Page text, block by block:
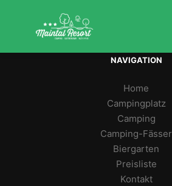
NAVIGATION
Home
Campingplatz
Camping
Camping-Fässer
Biergarten
Preisliste
Kontakt